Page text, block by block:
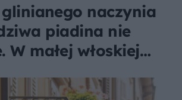
glinianego naczynia
piadina nie
W małej włoskiej
rodzina